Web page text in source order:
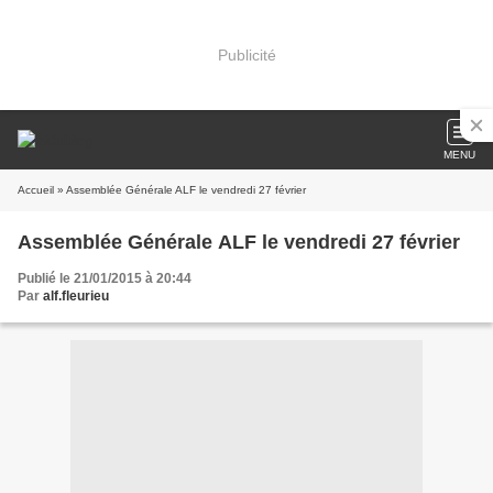
Publicité
MENU
Accueil » Assemblée Générale ALF le vendredi 27 février
Assemblée Générale ALF le vendredi 27 février
Publié le 21/01/2015 à 20:44
Par alf.fleurieu